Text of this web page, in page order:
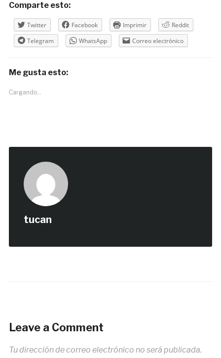
Comparte esto:
Twitter Facebook Imprimir
Reddit
Telegram
WhatsApp Correo electrónico
Me gusta esto:
Cargando...
tucan
Leave a Comment
Tu dirección de correo electrónico no será publicada.